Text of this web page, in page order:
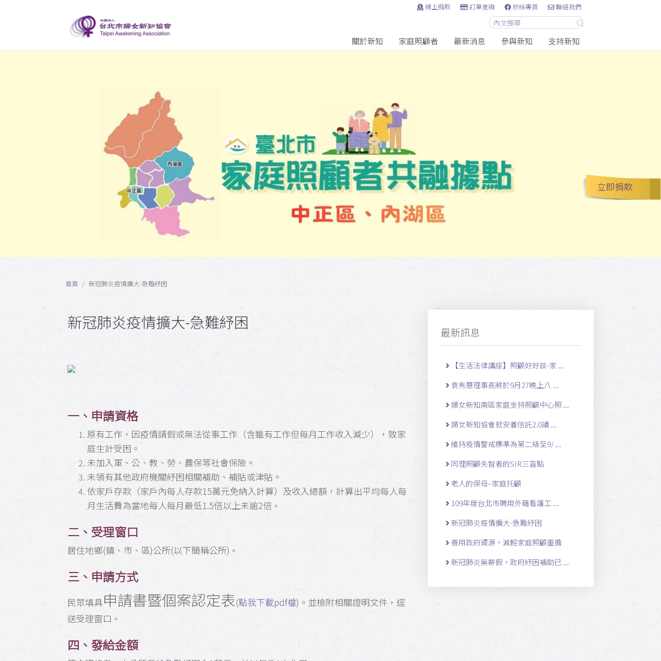
線上捐款 訂單查詢 粉絲專頁 聯絡我們
關於新知 家庭照顧者 最新消息 參與新知 支持新知
立即捐款
首頁 新冠肺炎疫情擴大-急難紓困
新冠肺炎疫情擴大-急難紓困
一、申請資格
原有工作，因疫情請假或無法從事工作（含雖有工作但每月工作收入減少），致家
庭生計受困。
未加入軍、公、教、勞、農保等社會保險。
未領有其他政府機關紓困相關補助、補貼或津貼。
依家戶存款（家戶內每人存款15萬元免納入計算）及收入總額，計算出平均每人每
月生活費為當地每人每月最低1.5倍以上未逾2倍 。
二、受理窗口
居住地鄉(鎮、市、區)公所(以下簡稱公所) 。
三、申請方式
民眾填具申請書暨個案認定表(點我下載pdf檔)。並檢附相關證明文件，逕
送受理窗口 。
四、發給金額
最新訊息
【生活法律講座】照顧好好談-家 ...
袁秀慧理事長將於9月27晚上八 ...
婦女新知南區家庭支持照顧中心照 ...
婦女新知協會就安養信託2.0議 ...
維持疫情警戒標準為第二級至9/ ...
同理照顧失智者的SIR三盲點
老人的保母–家庭托顧
109年度台北市聘用外籍看護工 ...
新冠肺炎疫情擴大-急難紓困
善用政府資源，減輕家庭照顧重擔
新冠肺炎無薪假，政府紓困補助已 ...